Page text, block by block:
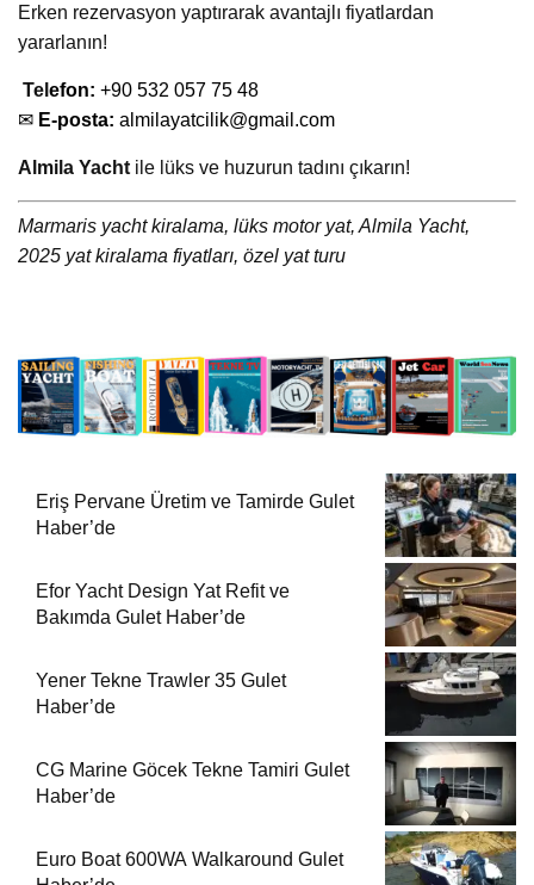
Erken rezervasyon yaptırarak avantajlı fiyatlardan
yararlanın!
Tel efon: +90 532 057 75 48
✉ E-posta: almilayatcilik@gmail.com
Almila Yacht ile lüks ve huzurun tadını çıkarın!
Marmaris yacht kiralama, lüks motor yat, Almila Yacht,
2025 yat kiralama fiyatları, özel yat turu
Eriş Pervane Üretim ve Tamirde Gulet
Haber’de
Efor Yacht Design Yat Refit ve
Bakımda Gulet Haber’de
Yener Tekne Trawler 35 Gulet
Haber’de
CG Marine Göcek Tekne Tamiri Gulet
Haber’de
Euro Boat 600WA Walkaround Gulet